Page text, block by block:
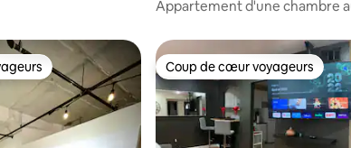
Memphis
Appartement d'une chambre
Coup de cœur voyageurs
Coup de cœur voyageurs